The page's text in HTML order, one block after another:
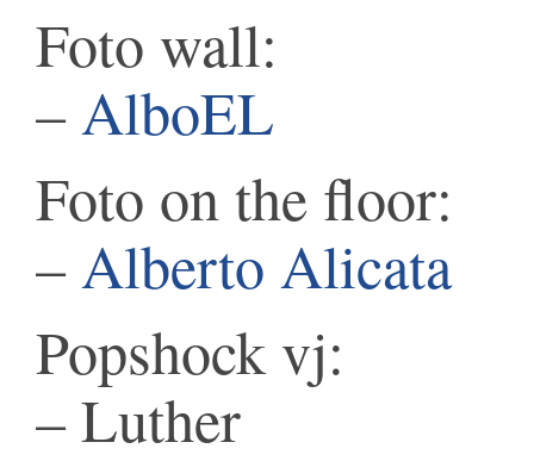
Foto wall:
–AlboEL
Foto on the floor:
–Alberto Alicata
Popshock vj:
– Luther